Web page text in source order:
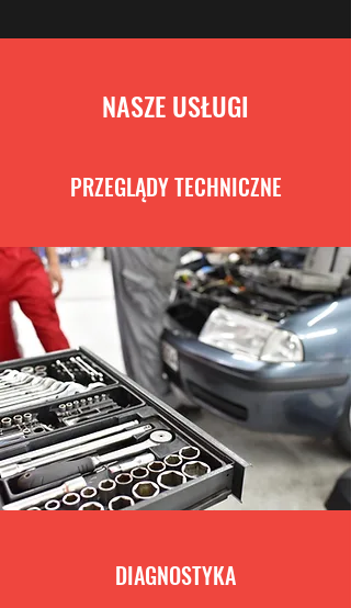
NASZE USŁUGI
PRZEGLĄDY TECHNICZNE
DIAGNOSTYKA